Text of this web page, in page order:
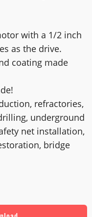
with a 1/2 inch
as the drive.
coating made
refractories,
underground
net installation,
bridge